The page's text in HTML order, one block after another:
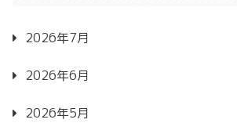
2026年7月
2026年6月
2026年5月